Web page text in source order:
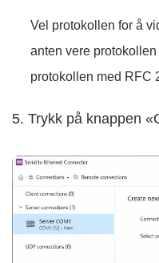
Vel protokollen for å
anten vere
protokollen med RFC
5. Trykk på knappen